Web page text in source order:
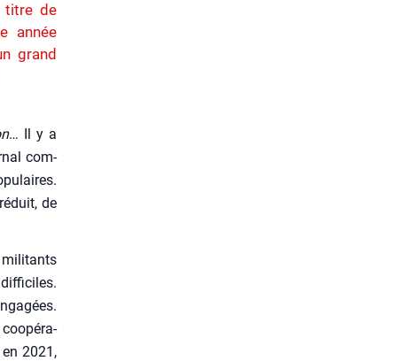
titre de
année
grand
… Il y a
com­
de
coopé­ra­
2021,